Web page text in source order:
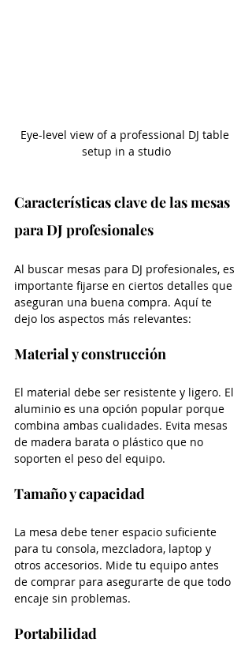
Eye-level view of a professional DJ table
setup in a studio
Características clave de las mesas
para DJ profesionales
Al buscar mesas para DJ profesionales, es
importante fijarse en ciertos detalles que
aseguran una buena compra. Aquí te
dejo los aspectos más relevantes:
Material y construcción
El material debe ser resistente y ligero. El
aluminio es una opción popular porque
combina ambas cualidades. Evita mesas
de madera barata o plástico que no
soporten el peso del equipo.
Tamaño y capacidad
La mesa debe tener espacio suficiente
para tu consola, mezcladora, laptop y
otros accesorios. Mide tu equipo antes
de comprar para asegurarte de que todo
encaje sin problemas.
Portabilidad